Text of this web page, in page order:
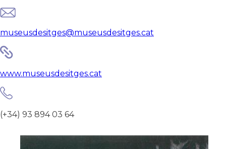
museusdesitges@museusdesitges.cat
www.museusdesitges.cat
(+34) 93 894 03 64